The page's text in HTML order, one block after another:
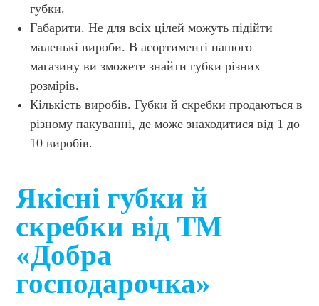
губки.
Габарити. Не для всіх цілей можуть підійти
маленькі вироби. В асортименті нашого
магазину ви зможете знайти губки різних
розмірів.
Кількість виробів. Губки й скребки продаються в
різному пакуванні, де може знаходитися від 1 до
10 виробів.
Якісні губки й
скребки від ТМ
«Добра
господарочка»